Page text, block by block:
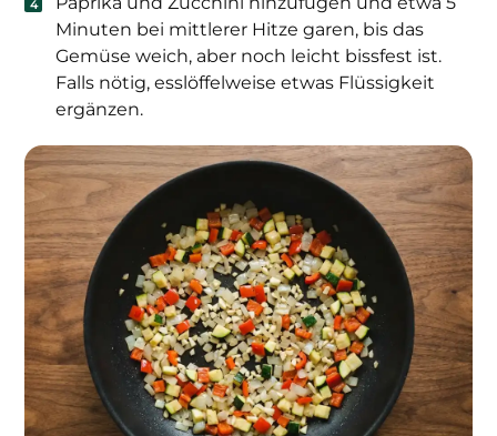
Minuten bei mittlerer Hitze garen, bis das
Gemüse weich, aber noch leicht bissfest ist.
Falls nötig, esslöffelweise etwas Flüssigkeit
ergänzen.